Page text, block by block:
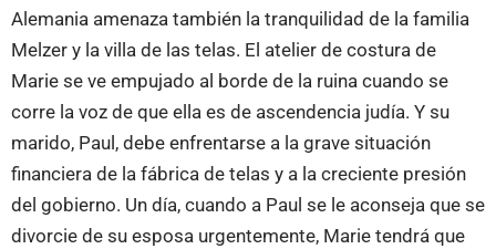
Alemania amenaza también la tranquilidad de la familia
Melzer y la villa de las telas. El atelier de costura de
Marie se ve empujado al borde de la ruina cuando se
corre la voz de que ella es de ascendencia judía. Y su
marido, Paul, debe enfrentarse a la grave situación
financiera de la fábrica de telas y a la creciente presión
del gobierno. Un día, cuando a Paul se le aconseja que se
divorcie de su esposa urgentemente, Marie tendrá que